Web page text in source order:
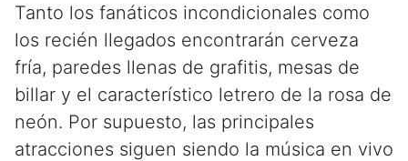
Tanto los fanáticos incondicionales como
los recién llegados encontrarán cerveza
fría, paredes llenas de grafitis, mesas de
billar y el característico letrero de la rosa de
neón. Por supuesto, las principales
atracciones siguen siendo la música en vivo